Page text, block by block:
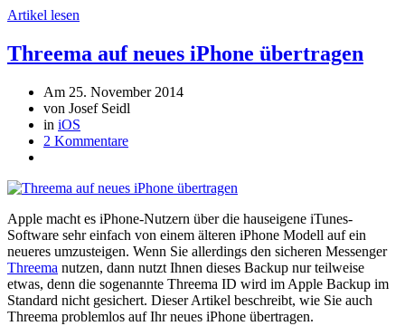
Artikel lesen
Threema auf neues iPhone übertragen
Am 25. November 2014
von Josef Seidl
in iOS
2 Kommentare
Apple macht es iPhone-Nutzern über die hauseigene iTunes-
Software sehr einfach von einem älteren iPhone Modell auf ein
neueres umzusteigen. Wenn Sie allerdings den sicheren Messenger
Threema nutzen, dann nutzt Ihnen dieses Backup nur teilweise
etwas, denn die sogenannte Threema ID wird im Apple Backup im
Standard nicht gesichert. Dieser Artikel beschreibt, wie Sie auch
Threema problemlos auf Ihr neues iPhone übertragen.